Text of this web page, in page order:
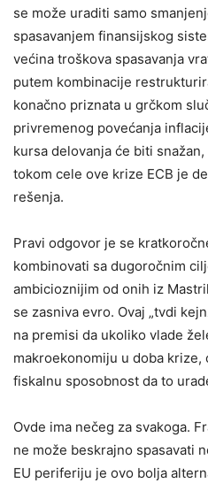
se može uraditi samo
spasavanjem finansijskog
većina troškova spasavanja
putem kombinacije
konačno priznata u grčkom
privremenog povećanja
kursa delovanja će biti
tokom cele ove krize ECB je
rešenja.
Pravi odgovor je se
kombinovati sa dugoročnim
ambicioznijim od onih iz
se zasniva evro. Ovaj „tvdi
na premisi da ukoliko vlade
makroekonomiju u doba
fiskalnu sposobnost da to
Ovde ima nečeg za svakoga.
ne može beskrajno spasavati
EU periferiju je ovo bolja